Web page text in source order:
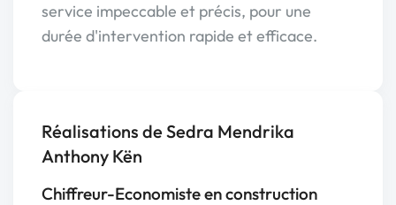
service impeccable et précis, pour une
durée d'intervention rapide et efficace.
Réalisations de Sedra Mendrika
Anthony Kën
Chiffreur-Economiste en construction